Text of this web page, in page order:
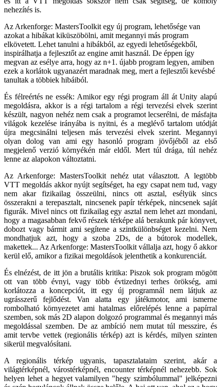
nehezítés is.
Az Arkenforge: MastersToolkit egy új program, lehetősége van
azokat a hibákat kiküszöbölni, amit megannyi más program
elkövetett. Lehet tanulni a hibákból, az egyedi lehetőségekből,
inspirálhatja a fejlesztőt az engine amit használ. De éppen így
megvan az esélye arra, hogy az n+1. újabb program legyen, amiben
ezek a korlátok ugyanazért maradnak meg, mert a fejlesztői kevésbé
tanultak a többiek hibáiból.
És félreértés ne essék: Amikor egy régi program áll át Unity alapú
megoldásra, akkor is a régi tartalom a régi tervezési elvek szerint
készült, nagyon nehéz nem csak a programot lecserélni, de másfajta
világok kezelése irányába is nyitni, és a meglévő tartalom utódját
újra megcsinálni teljesen más tervezési elvek szerint. Megannyi
olyan dolog van ami egy hasonló program jövőjéből az első
megjelenő verzió környékén már eldől. Mert túl drága, túl nehéz
lenne az alapokon változtatni.
Az Arkenforge: MastersToolkit nehéz utat választott. A legtöbb
VTT megoldás akkor nyújt segítséget, ha egy csapat nem tud, vagy
nem akar fizikailag összeülni, nincs ott asztal, esélyük sincs
összerakni a terepasztalt, nincsenek papír térképek, nincsenek saját
figurák. Mivel nincs ott fizikailag egy asztal nem lehet azt mondani,
hogy a magasabban fekvő részek térképe alá berakunk pár könyvet,
dobozt vagy bármit ami segítene a szintkülönbséget kezelni. Nem
mondhatjuk azt, hogy a szoba 2Ds, de a bútorok modellek,
makettek... Az Arkenforge: MastersToolkit vállalja azt, hogy ő akkor
kerül elő, amikor a fizikai megoldások jelenthetik a konkurenciát.
És elnézést, de itt jön a brutális kritika: Piszok sok program mögött
ott van több évnyi, vagy több évtizednyi terhes örökség, ami
korlátozza a koncepciót, itt egy új programnál nem látjuk az
ugrásszerű fejlődést. Van alatta egy játékmotor, ami ismerne
rombolható környezetet ami hatalmas előrelépés lenne a papírral
szemben, sok más 2D alapon dolgozó programmal és megannyi más
megoldással szemben. De az ambíció nem mutat túl messzire, és
amit tervbe vettek (regionális térkép) azt is kérdés, milyen szinten
sikerül megvalósítani.
A regionális térkép ugyanis, tapasztalataim szerint, akár a
világtérképnél, várostérképnél, encounter térképnél nehezebb. Sok
helyen lehet a hegyet valamilyen "hegy szimbólummal" jelképezni